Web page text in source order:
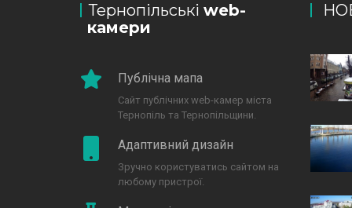
Тернопільські web-
камери
Публічна мапа
Сайт публічних web-камер міста
Тернопіль та Тернопільщини.
Адаптивний дизайн
Зручно користуватись сайтом на
любому пристрої.